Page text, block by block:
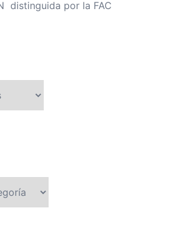
distinguida por la FAC